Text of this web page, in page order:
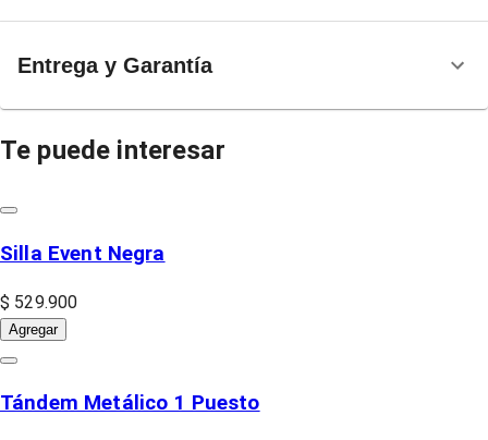
Entrega y Garantía
Te puede interesar
Silla Event Negra
$ 529.900
Agregar
Tándem Metálico 1 Puesto